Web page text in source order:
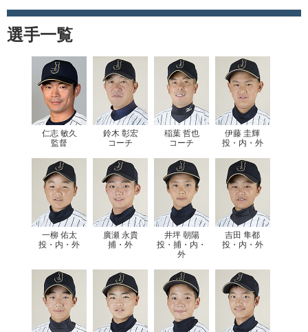
選手一覧
仁志 敏久
監督
鈴木 彰宏
コーチ
稲葉 哲也
コーチ
伊藤 圭輝
投・内・外
一柳 佑太
投・内・外
廣瀬 永貴
捕・外
井坪 朝陽
投・捕・内・
外
吉田 隼都
投・内・外